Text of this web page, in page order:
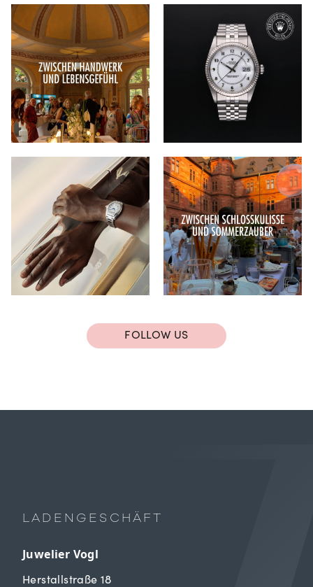
FOLLOW US
LADENGESCHÄFT
Juwelier Vogl
Herstallstraße 18